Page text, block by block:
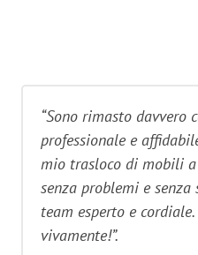
“Sono rimasto
professionale e
mio trasloco di mobili
senza problemi e
team esperto e
vivamente!”.